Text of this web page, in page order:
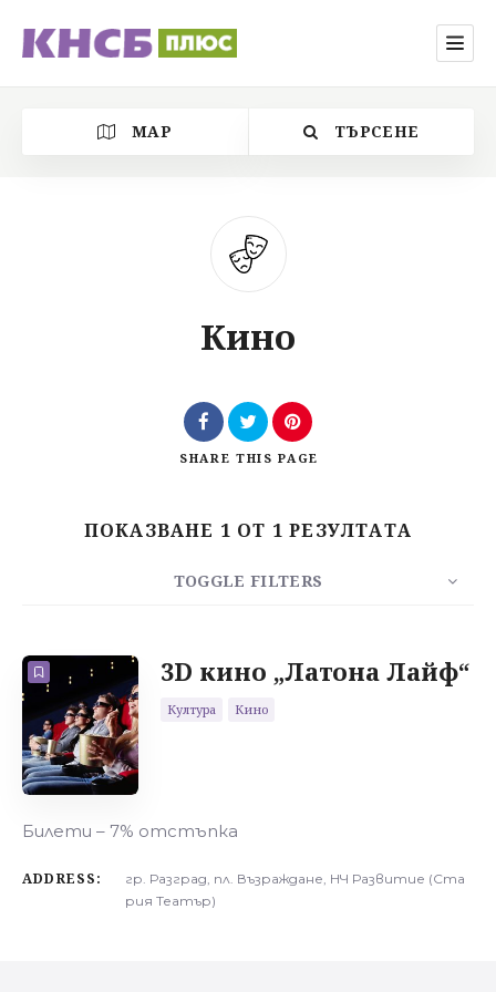
MAP ТЪРСЕНЕ
Местоположение
Търсене
Кино
SHARE THIS PAGE
ПОКАЗВАНЕ 1 ОТ 1 РЕЗУЛТАТА
TOGGLE FILTERS
БРОЙ 10 3D кино „Латона Лайф“
Култура Кино
Билети – 7% отстъпка
ADDRESS:
гр. Разград, пл. Възраждане, НЧ Развитие (Ста
рия Театър)